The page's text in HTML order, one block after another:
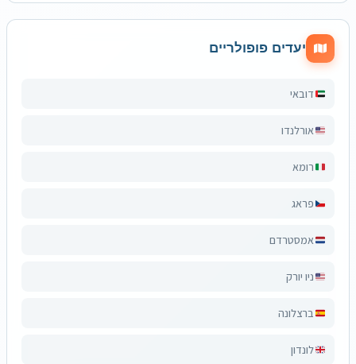
יעדים פופולריים
דובאי
אורלנדו
רומא
פראג
אמסטרדם
ניו יורק
ברצלונה
לונדון